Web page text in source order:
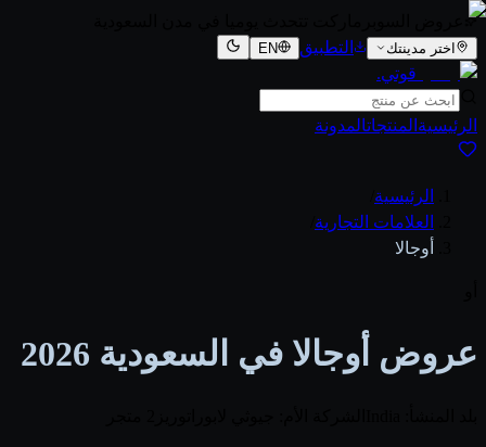
اختر مدينتك التطبيق EN
قوتي.
الرئيسية المنتجاتالمدونة
الرئيسية
العلامات التجارية
أوجالا
عروض أوجالا في السعودية 2026